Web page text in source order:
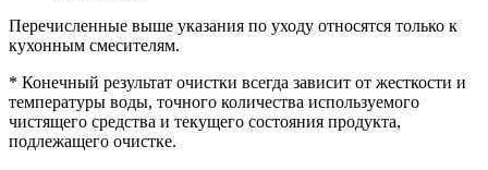
Перечисленные выше указания по уходу относятся только к
кухонным смесителям.
* Конечный результат очистки всегда зависит от жесткости и
температуры воды, точного количества используемого
чистящего средства и текущего состояния продукта,
подлежащего очистке.